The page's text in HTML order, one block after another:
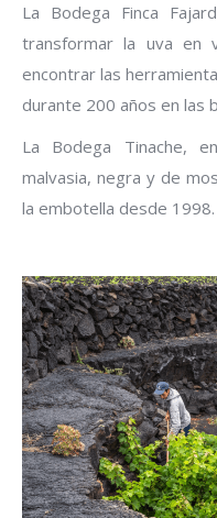
La Bodega Finca
transformar la uva en
encontrar las
durante 200 años en las
La Bodega Tinache,
malvasia, negra y de
la embotella desde 1998.